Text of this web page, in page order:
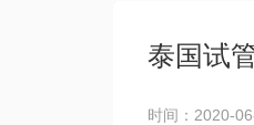
泰国试
时间：2020-